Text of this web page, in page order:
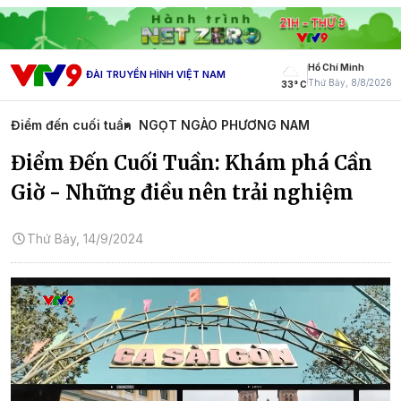
ĐÀI TRUYỀN HÌNH VIỆT NAM
33° C
Hồ Chí Minh
Thứ Bảy, 8/8/2026
Điểm đến cuối tuần NGỌT NGÀO PHƯƠNG NAM
Điểm Đến Cuối Tuần: Khám phá Cần
Giờ - Những điều nên trải nghiệm
Thứ Bảy, 14/9/2024